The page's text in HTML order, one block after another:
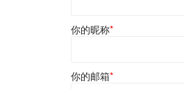
你的昵称*
你的邮箱*